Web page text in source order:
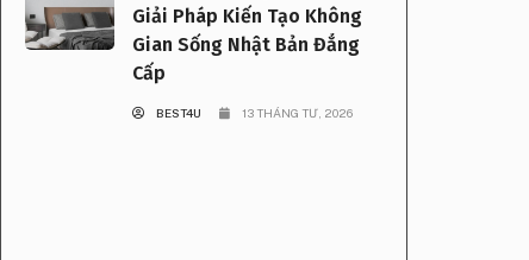
Giải Pháp Kiến Tạo Không
Gian Sống Nhật Bản Đẳng
Cấp
BEST4U 13 THÁNG TƯ, 2026